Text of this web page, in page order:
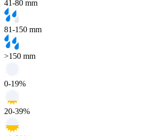
41-80 mm
81-150 mm
>150 mm
0-19%
20-39%